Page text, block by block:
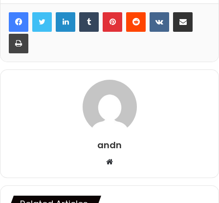
LinkedInTumblr PinterestReddit VKontakteShare via Email
Print
andn
Website